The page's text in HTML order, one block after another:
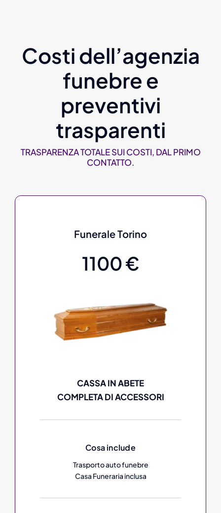
Costi dell’agenzia
funebre e
preventivi
trasparenti
TRASPARENZA TOTALE SUI COSTI, DAL PRIMO
CONTATTO.
Funerale Torino
1100 €
CASSA IN ABETE
COMPLETA DI ACCESSORI
Cosa include
Trasporto auto funebre
Casa Funeraria inclusa